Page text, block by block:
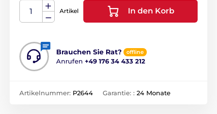
Artikel In den Korb
Brauchen Sie Rat? offline
Anrufen +49 176 34 433 212
Artikelnummer: P2644 Garantie: : 24 Monate